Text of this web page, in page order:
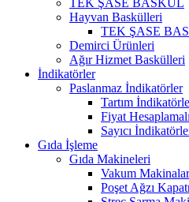
TEK ŞASE BASKÜL
Hayvan Baskülleri
TEK ŞASE
Demirci Ürünleri
Ağır Hizmet Baskülleri
İndikatörler
Paslanmaz İndikatörler
Tartım
Fiyat
Sayıcı
Gıda İşleme
Gıda Makineleri
Vakum
Poşet Ağzı